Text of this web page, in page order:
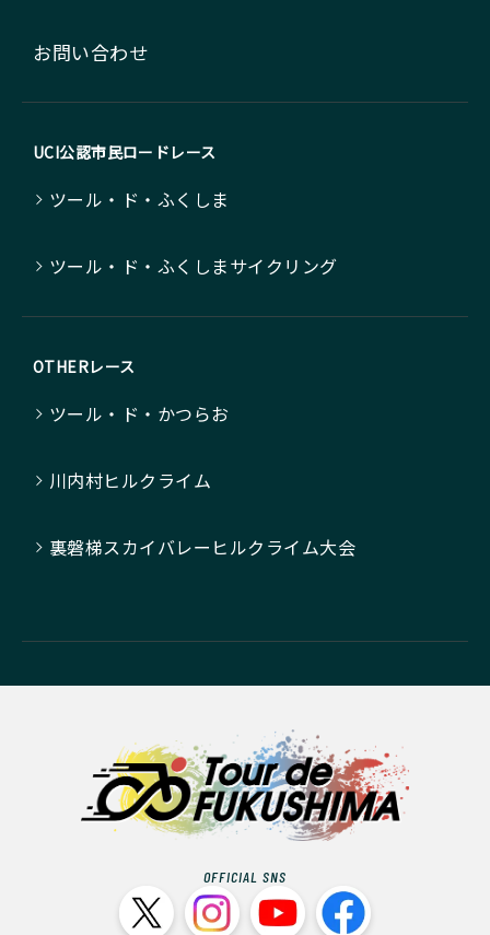
お問い合わせ
UCI公認市民ロードレース
ツール・ド・ふくしま
ツール・ド・ふくしまサイクリング
OTHERレース
ツール・ド・かつらお
川内村ヒルクライム
裏磐梯スカイバレーヒルクライム大会
OFFICIAL SNS